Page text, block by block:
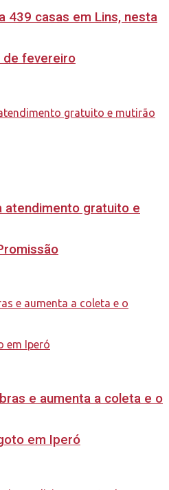
439 casas em Lins, nesta
de fevereiro
atendimento gratuito e
e aumenta a coleta e o
em Iperó